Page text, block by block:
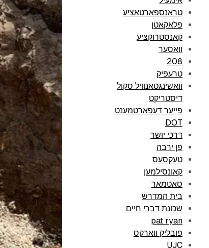
טראנספארטאציע
פלאקאטן
קאנסטרוקציע
וואסער
208
טרעפיק
וואשינגטאנוויל סקול
דיסטריקט
פייער דעפארטמענט
DOT
דרכי יושר
פן ירבה
טעקסעס
קאונסילמען
סאטמאר
בית המדרש
שכונת דברי חיים
pat ryan
פובליק ווארקס
UJC